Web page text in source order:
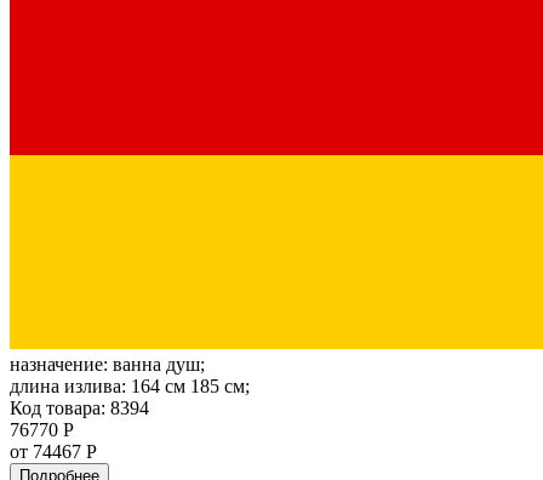
назначение: ванна душ;
длина излива: 164 см 185 см;
Код товара: 8394
76770 Р
от 74467 Р
Подробнее